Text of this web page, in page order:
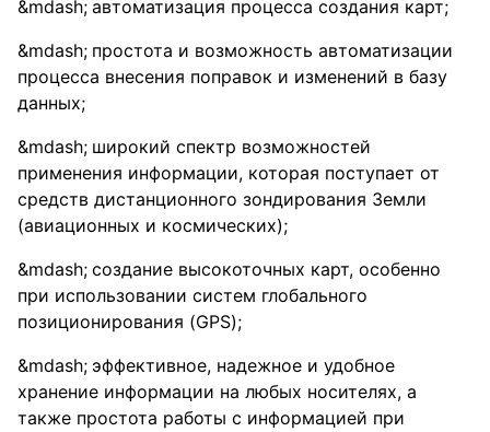
автоматизация процесса создания карт;
простота и возможность автоматизации
процесса внесения поправок и изменений в базу
данных;
широкий спектр возможностей
применения информации, которая поступает от
средств дистанционного зондирования Земли
(авиационных и космических);
создание высокоточных карт, особенно
при использовании систем глобального
позиционирования (GPS);
эффективное, надежное и удобное
хранение информации на любых носителях, а
также простота работы с информацией при